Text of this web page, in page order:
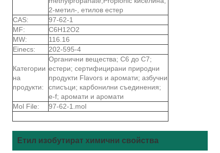
2-метил-, етилов естер
CAS:
97-62-1
MF:
C6H12O2
MW:
116.16
Einecs:
202-595-4
Категории
на
продукти:
Органични вещества; C6 до C7;
естери; сертифицирани природни
продукти Flavors и аромати; азбучни
списъци; карбонилни съединения;
e-f; аромати и аромати
Mol File:
97-62-1.mol
Етил изобутират химични свойства